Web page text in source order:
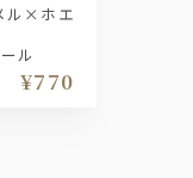
ル×ホエ
ル
¥770